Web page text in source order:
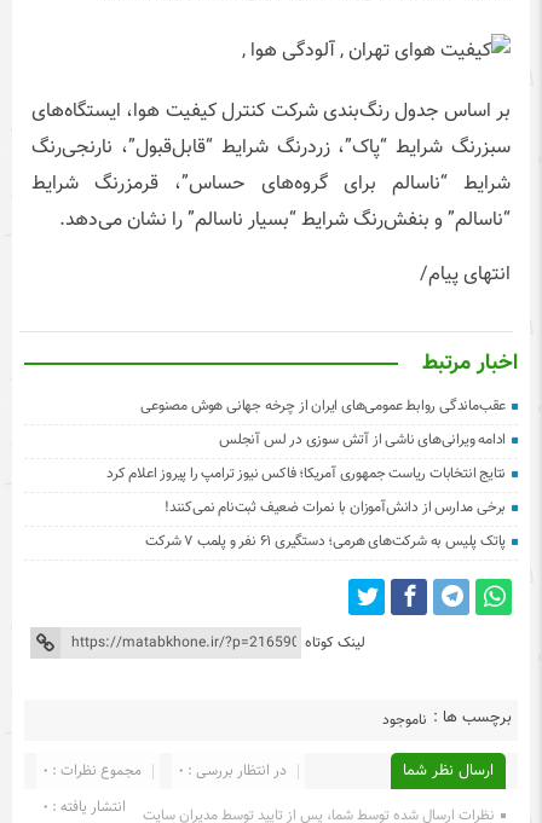
بر اساس جدول رنگ‌بندی شرکت کنترل کیفیت هوا، ایستگاه‌های
سبزرنگ شرایط “پاک”، زردرنگ شرایط “قابل‌قبول”، نارنجی‌رنگ
شرایط “ناسالم برای گروه‌های حساس”، قرمزرنگ شرایط
“ناسالم” و بنفش‌رنگ شرایط “بسیار ناسالم” را نشان می‌دهد.
انتهای پیام/
اخبار مرتبط
عقب‌ماندگی روابط عمومی‌های ایران از چرخه جهانی هوش مصنوعی
ادامه ویرانی‌های ناشی از آتش سوزی در لس آنجلس
نتایج انتخابات ریاست جمهوری آمریکا؛ فاکس نیوز ترامپ را پیروز اعلام کرد
برخی مدارس از دانش‌آموزان با نمرات ضعیف ثبت‌نام نمی‌کنند!
پاتک پلیس به شرکت‌های هرمی؛ دستگیری ۶۱ نفر و پلمب ۷ شرکت
لینک کوتاه
برچسب ها : ناموجود
ارسال نظر شما مجموع نظرات : 0
در انتظار بررسی : 0
انتشار یافته : 0
نظرات ارسال شده توسط شما، پس از تایید توسط مدیران سایت